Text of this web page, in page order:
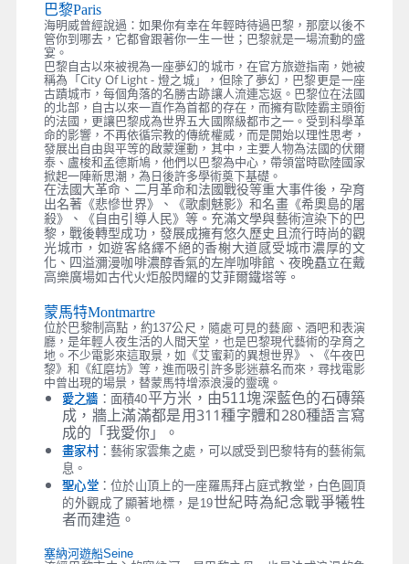
巴黎Paris
海明威曾經說過：如果你有幸在年輕時待過巴黎，那麼以後不
管你到哪去，它都會跟著你一生一世；巴黎就是一場流動的盛
宴。
巴黎自古以來被視為一座夢幻的城市，在官方旅遊指南，她被
稱為「City Of Light - 燈之城」，但除了夢幻，巴黎更是一座
古蹟城市，每個角落的名勝古跡讓人流連忘返。巴黎位在法國
的北部，自古以來一直作為首都的存在，而擁有歐陸霸主頭銜
的法國，更讓巴黎成為世界五大國際級都市之一。受到科學革
命的影響，不再依循宗教的傳統權威，而是開始以理性思考，
發展出自由與平等的啟蒙運動，其中，主要人物為法國的伏爾
泰、盧梭和孟德斯鳩，他們以巴黎為中心，帶領當時歐陸國家
掀起一陣新思潮，為日後許多學術奠下基礎。
在法國大革命、二月革命和法國戰役等重大事件後，孕育
出名著《悲慘世界》、《歌劇魅影》和名畫《希奧島的屠
殺》、《自由引導人民》等。充滿文學與藝術渲染下的巴
黎，戰後轉型成功，發展成擁有悠久歷史且流行時尚的觀
光城市，如遊客絡繹不絕的香榭大道感受城市濃厚的文
化、四溢瀰漫咖啡濃醇香氣的左岸咖啡館、夜晚矗立在戴
高樂廣場如古代火炬般閃耀的艾菲爾鐵塔等。
蒙馬特Montmartre
位於巴黎制高點，約137公尺，隨處可見的藝廊、酒吧和表演
廳，是年輕人夜生活的人間天堂，也是巴黎現代藝術的孕育之
地。不少電影來這取景，如《艾蜜莉的異想世界》、《午夜巴
黎》和《紅磨坊》等，進而吸引許多影迷慕名而來，尋找電影
中曾出現的場景，替蒙馬特增添浪漫的靈魂。
愛之牆 ：面積40平方米，由511塊深藍色的石磚築
成，牆上滿滿都是用311種字體和280種語言寫
成的「我愛你」。
畫家村：藝術家雲集之處，可以感受到巴黎特有的藝術氣
息。
聖心堂：位於山頂上的一座羅馬拜占庭式教堂，白色圓頂
的外觀成了顯著地標，是19世紀時為紀念戰爭犧牲
者而建造。
塞納河遊船Seine